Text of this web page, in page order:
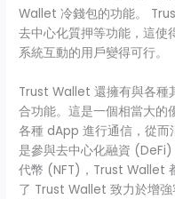
Wallet 冷錢包的功能。
去中心化質押等功能，這使
系統互動的用戶變得可行。
Trust Wallet 還擁有與各
合功能。這是一個相當大的
各種 dApp 進行通信，從而
是參與去中心化融資
代幣 (NFT)，Trust Wallet
了 Trust Wallet 致力於增